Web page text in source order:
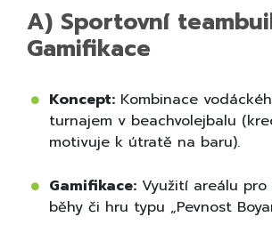
A) Sportovní
Gamifikace
Koncept: Kombinace
turnajem v beachvolejbalu
motivuje k útratě na baru).
Gamifikace: Využití areálu
běhy či hru typu „Pevnost